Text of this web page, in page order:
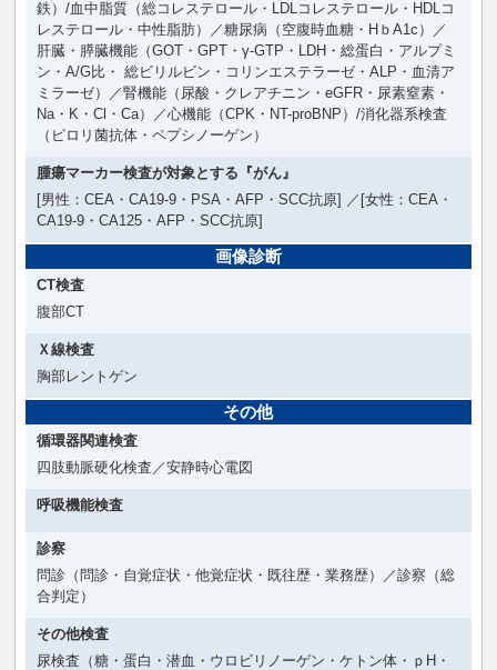
鉄）/血中脂質（総コレステロール・LDLコレステロール・HDLコ
レステロール・中性脂肪）／糖尿病（空腹時血糖・HｂA1c）／
肝臓・膵臓機能（GOT・GPT・γ-GTP・LDH・総蛋白・アルプミ
ン・A/G比・ 総ビリルビン・コリンエステラーゼ・ALP・血清ア
ミラーゼ）／腎機能（尿酸・クレアチニン・eGFR・尿素窒素・
Na・K・Cl・Ca）／心機能（CPK・NT-proBNP）/消化器系検査
（ピロリ菌抗体・ペプシノーゲン）
腫瘍マーカー検査が対象とする『がん』
[男性：CEA・CA19-9・PSA・AFP・SCC抗原] ／[女性：CEA・
CA19-9・CA125・AFP・SCC抗原]
画像診断
CT検査
腹部CT
Ｘ線検査
胸部レントゲン
その他
循環器関連検査
四肢動脈硬化検査／安静時心電図
呼吸機能検査
診察
問診（問診・自覚症状・他覚症状・既往歴・業務歴）／診察（総
合判定）
その他検査
尿検査（糖・蛋白・潜血・ウロビリノーゲン・ケトン体・ｐH・